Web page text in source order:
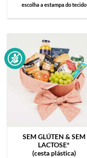
escolha a estampa do tecido
SEM GLÚTEN & SEM
LACTOSE*
(cesta plástica)